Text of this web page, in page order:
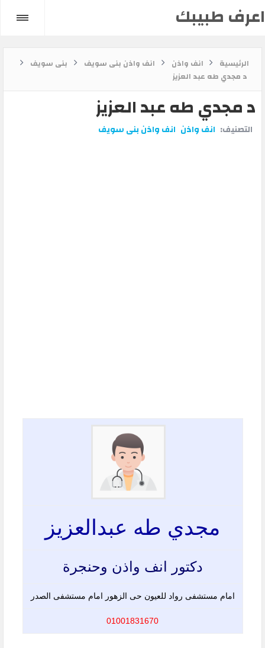
اعرف طبيبك
الرئيسية انف واذن انف واذن بنى سويف
بنى سويف
د مجدي طه عبد العزيز
د مجدي طه عبد العزيز
التصنيف: انف واذن انف واذن بنى سويف
مجدي طه عبدالعزيز
دكتور انف واذن وحنجرة
امام مستشفى رواد للعيون حى الزهور امام مستشفى الصدر
01001831670